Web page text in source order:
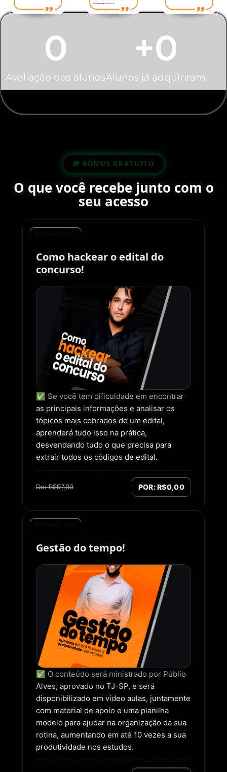
Avaliação dos alunos
0
Alunos já adquiriram
+0
🎁 BÔNUS GRATUITO
O que você recebe junto com o
seu acesso
Como hackear o edital do
concurso!
✅ Se você tem dificuldade em encontrar
as principais informações e analisar os
tópicos mais cobrados de um edital,
aprenderá tudo isso na prática,
desvendando tudo o que precisa para
extrair todos os códigos de edital.
De: R$97,90 POR: R$0,00
Gestão do tempo!
✅ O conteúdo será ministrado por Públio
Alves, aprovado no TJ-SP, e será
disponibilizado em vídeo aulas, juntamente
com material de apoio e uma planilha
modelo para ajudar na organização da sua
rotina, aumentando em até 10 vezes a sua
produtividade nos estudos.